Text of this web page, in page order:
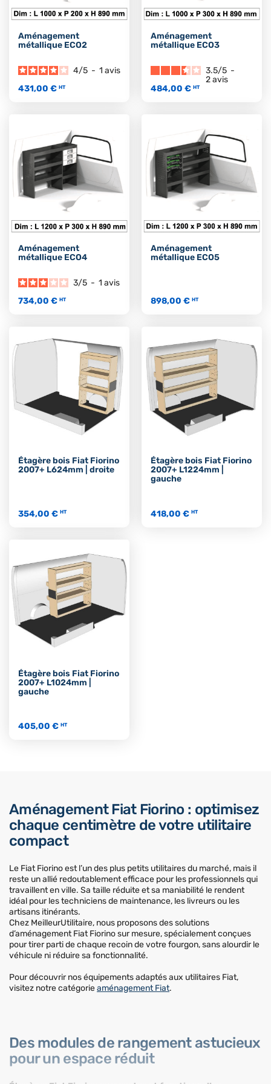
Aménagement
métallique ECO2
4/5 - 1 avis
431,00 € HT
Aménagement
métallique ECO3
3.5/5 -
2avis
484,00 € HT
Aménagement
métallique ECO4
3/5 - 1 avis
734,00 € HT
Aménagement
métallique ECO5
898,00 € HT
Étagère bois Fiat Fiorino
2007+ L624mm | droite
354,00 € HT
Étagère bois Fiat Fiorino
2007+ L1224mm |
gauche
418,00 € HT
Étagère bois Fiat Fiorino
2007+ L1024mm |
gauche
405,00 € HT
Aménagement Fiat Fiorino : optimisez
chaque centimètre de votre utilitaire
compact
Le Fiat Fiorino est l’un des plus petits utilitaires du marché, mais il
reste un allié redoutablement efficace pour les professionnels qui
travaillent en ville. Sa taille réduite et sa maniabilité le rendent
idéal pour les techniciens de maintenance, les livreurs ou les
artisans itinérants.
Chez MeilleurUtilitaire, nous proposons des solutions
d’aménagement Fiat Fiorino sur mesure, spécialement conçues
pour tirer parti de chaque recoin de votre fourgon, sans alourdir le
véhicule ni réduire sa fonctionnalité.
Pour découvrir nos équipements adaptés aux utilitaires Fiat,
visitez notre catégorieaménagement Fiat.
Des modules de rangement astucieux
pour un espace réduit